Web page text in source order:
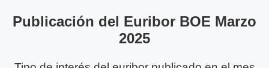
Publicación del Euribor BOE Marzo
2025